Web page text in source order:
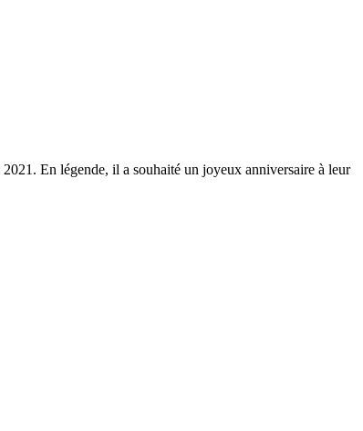
En légende, il a souhaité un joyeux anniversaire à leur